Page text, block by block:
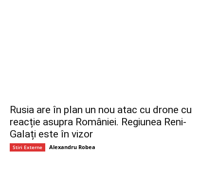
Rusia are în plan un nou atac cu drone cu
reacție asupra României. Regiunea Reni-
Galați este în vizor
Stiri Externe Alexandru Robea